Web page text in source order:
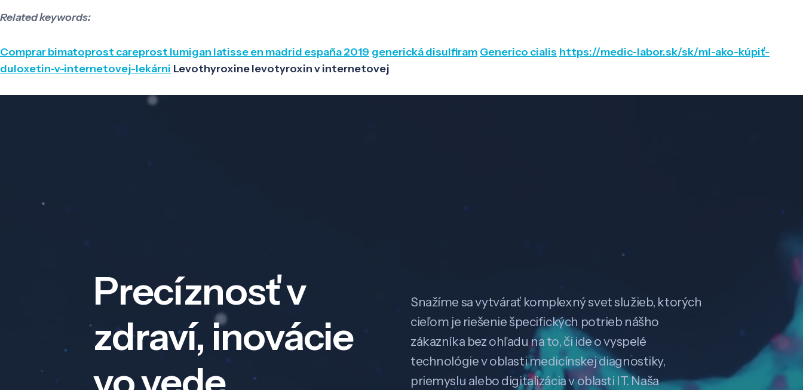
Related keywords:
Comprar bimatoprost careprost lumigan latisse en madrid españa 2019 generická disulfiram Generico cialis https://medic-labor.sk/sk/ml-ako-kúpiť-
duloxetin-v-internetovej-lekárni Levothyroxine levotyroxin v internetovej
Precíznosť v
zdraví, inovácie
Snažíme sa vytvárať komplexný svet služieb, ktorých
cieľom je riešenie špecifických potrieb nášho
zákazníka bez ohľadu na to, či ide o vyspelé
technológie v oblasti medicínskej diagnostiky,
priemyslu alebo digitalizácia v oblasti IT. Naša